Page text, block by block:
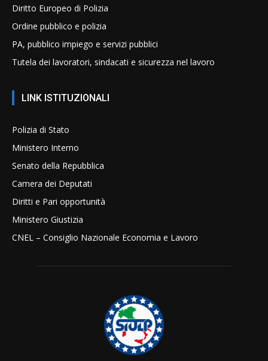
Diritto Europeo di Polizia
Ordine pubblico e polizia
PA, pubblico impiego e servizi pubblici
Tutela dei lavoratori, sindacati e sicurezza nel lavoro
LINK ISTITUZIONALI
Polizia di Stato
Ministero Interno
Senato della Repubblica
Camera dei Deputati
Diritti e Pari opportunità
Ministero Giustizia
CNEL – Consiglio Nazionale Economia e Lavoro